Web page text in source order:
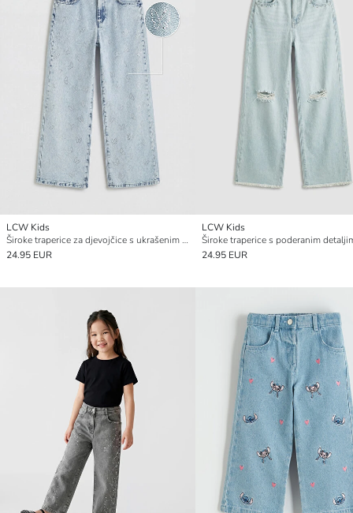
LCW Kids
Široke traperice za djevojčice s ukrašenim leptirom
24.95 EUR
LCW Kids
24.95 EUR